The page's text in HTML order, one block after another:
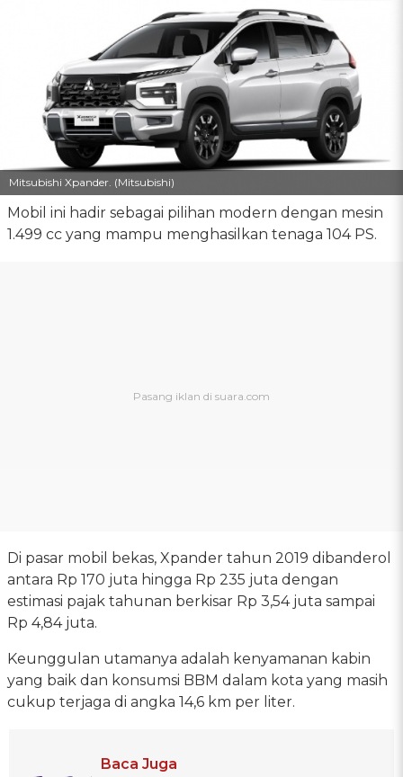
Mitsubishi Xpander. (Mitsubishi)
Mobil ini hadir sebagai pilihan modern dengan mesin
1.499 cc yang mampu menghasilkan tenaga 104 PS.
Di pasar mobil bekas, Xpander tahun 2019 dibanderol
antara Rp 170 juta hingga Rp 235 juta dengan
estimasi pajak tahunan berkisar Rp 3,54 juta sampai
Rp 4,84 juta.
Keunggulan utamanya adalah kenyamanan kabin
yang baik dan konsumsi BBM dalam kota yang masih
cukup terjaga di angka 14,6 km per liter.
Baca Juga